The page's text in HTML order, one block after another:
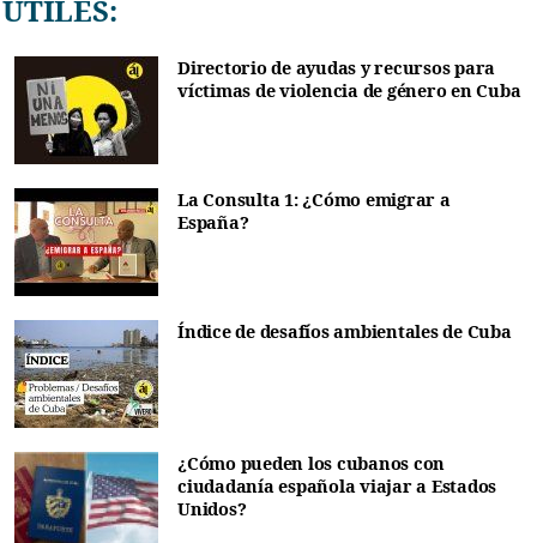
ÚTILES:
Directorio de ayudas y recursos para
víctimas de violencia de género en Cuba
La Consulta 1: ¿Cómo emigrar a
España?
Índice de desafíos ambientales de Cuba
¿Cómo pueden los cubanos con
ciudadanía española viajar a Estados
Unidos?